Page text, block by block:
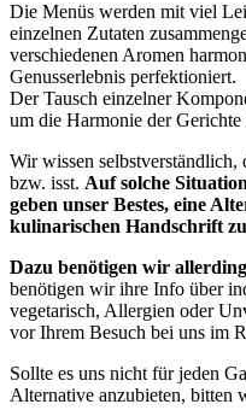
Die Menüs werden mit viel
einzelnen Zutaten
verschiedenen Aromen
Genusserlebnis perfektioniert.
Der Tausch einzelner
um die Harmonie der
Wir wissen selbstverständlich,
bzw. isst. Auf solche
geben unser Bestes, eine
kulinarischen Handschrift
Dazu benötigen wir
benötigen wir ihre Info über
vegetarisch, Allergien oder
vor Ihrem Besuch bei uns im
Sollte es uns nicht für jeden
Alternative anzubieten, bitten